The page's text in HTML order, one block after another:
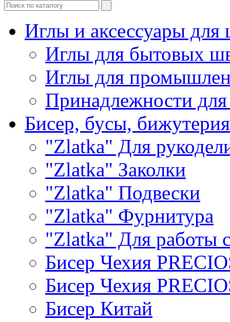
Иглы и аксессуары
Иглы для бытовых
Иглы для
Принадлежности
Бисер, бусы, бижутерия
"Zlatka" Для
"Zlatka" Заколки
"Zlatka" Подвески
"Zlatka" Фурнитура
"Zlatka" Для работы
Бисер Чехия
Бисер Чехия
Бисер Китай